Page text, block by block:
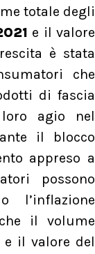
totale degli
e il valore
è stata
che
di fascia
agio nel
il blocco
appreso a
possono
l’inflazione
il volume
e il valore del